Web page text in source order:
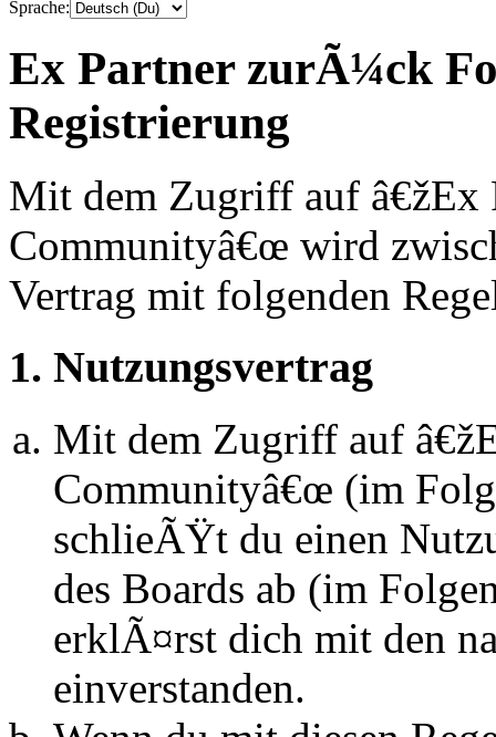
Sprache:
Ex Partner zurÃ¼ck
Registrierung
Mit dem Zugriff auf
Communityâ€œ wird
Vertrag mit folgenden
1. Nutzungsvertrag
Mit dem Zugriff auf
Communityâ€œ (im
schlieÃŸt du einen
des Boards ab (im
erklÃ¤rst dich mit den
einverstanden.